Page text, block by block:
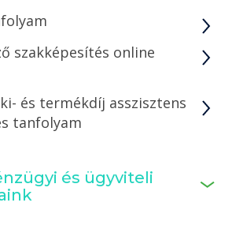
szakképesítés online
és termékdíj asszisztens
tanfolyam
és ügyviteli